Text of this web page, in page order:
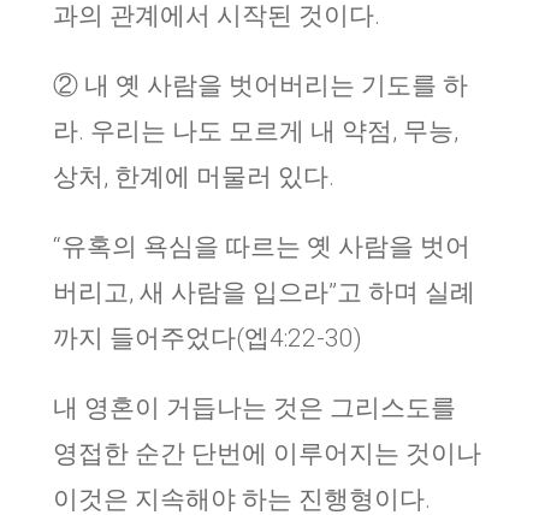
과의 관계에서 시작된 것이다.
② 내 옛 사람을 벗어버리는 기도를 하
라. 우리는 나도 모르게 내 약점, 무능,
상처, 한계에 머물러 있다.
“유혹의 욕심을 따르는 옛 사람을 벗어
버리고, 새 사람을 입으라”고 하며 실례
까지 들어주었다(엡4:22-30)
내 영혼이 거듭나는 것은 그리스도를
영접한 순간 단번에 이루어지는 것이나
이것은 지속해야 하는 진행형이다.